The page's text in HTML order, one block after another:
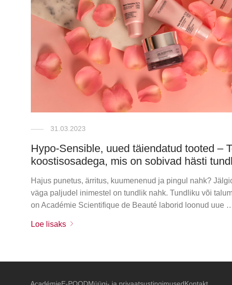
31.03.2023
Hypo-Sensible, uued täiendatud tooted –
koostisosadega, mis on sobivad hästi
Hajus punetus, ärritus, kuumenenud ja pingul nahk?
väga paljudel inimestel on tundlik nahk. Tundliku või
on Académie Scientifique de Beauté laborid loonud uue
Loe lisaks